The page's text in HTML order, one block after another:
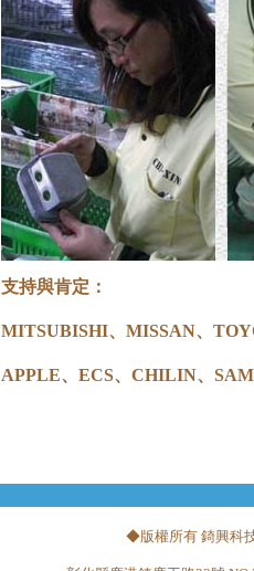
支持與肯定：
MITSUBISHI、MISSAN、
APPLE、ECS、CHILIN、
◆版權所有 錡興科